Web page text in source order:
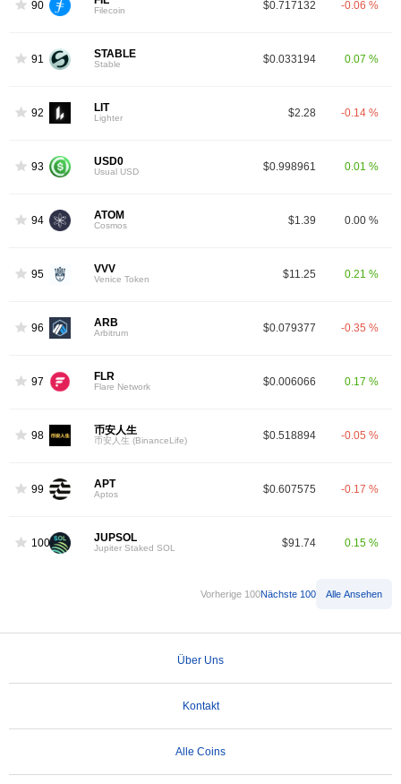
90 Filecoin $0.717132 -0.06 %
91 STABLE
Stable $0.033194 0.07 %
92 LIT
Lighter $2.28 -0.14 %
93 USD0
Usual USD $0.998961 0.01 %
94 ATOM
Cosmos $1.39 0.00 %
95 VVV
Venice Token $11.25 0.21 %
96 ARB
Arbitrum $0.079377 -0.35 %
97 FLR
Flare Network $0.006066 0.17 %
98 币安人生
币安人生 (BinanceLife) $0.518894 -0.05 %
99 APT
Aptos $0.607575 -0.17 %
100 JUPSOL
Jupiter Staked SOL $91.74 0.15 %
Vorherige 100Nächste 100 Alle Ansehen
Über Uns
Kontakt
Alle Coins